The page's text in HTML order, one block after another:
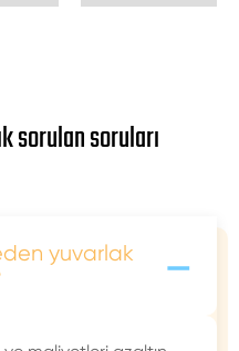
sorulan soruları
yuvarlak
-